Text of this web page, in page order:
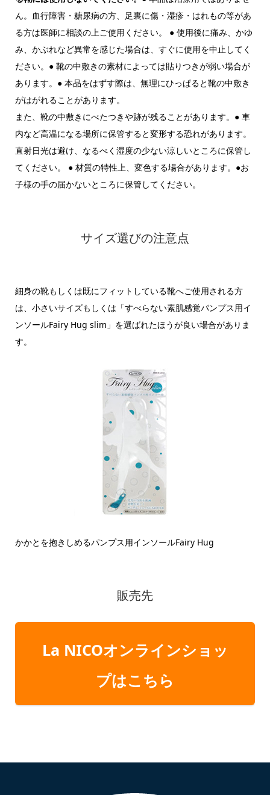
ん。血行障害・糖尿病の方、足裏に傷・湿疹・はれもの等があ
る方は医師に相談の上ご使用ください。 ● 使用後に痛み、かゆ
み、かぶれなど異常を感じた場合は、すぐに使用を中止してく
ださい。● 靴の中敷きの素材によっては貼りつきが弱い場合が
あります。● 本品をはずす際は、無理にひっぱると靴の中敷き
がはがれることがあります。
また、靴の中敷きにべたつきや跡が残ることがあります。● 車
内など高温になる場所に保管すると変形する恐れがあります。
直射日光は避け、なるべく湿度の少ない涼しいところに保管し
てください。 ● 材質の特性上、変色する場合があります。●お
子様の手の届かないところに保管してください。
サイズ選びの注意点
細身の靴もしくは既にフィットしている靴へご使用される方
は、小さいサイズもしくは「すべらない素肌感覚パンプス用イ
ンソールFairy Hug slim」を選ばれたほうが良い場合がありま
す。
かかとを抱きしめるパンプス用インソールFairy Hug
販売先
La NICOオンラインショッ
プはこちら